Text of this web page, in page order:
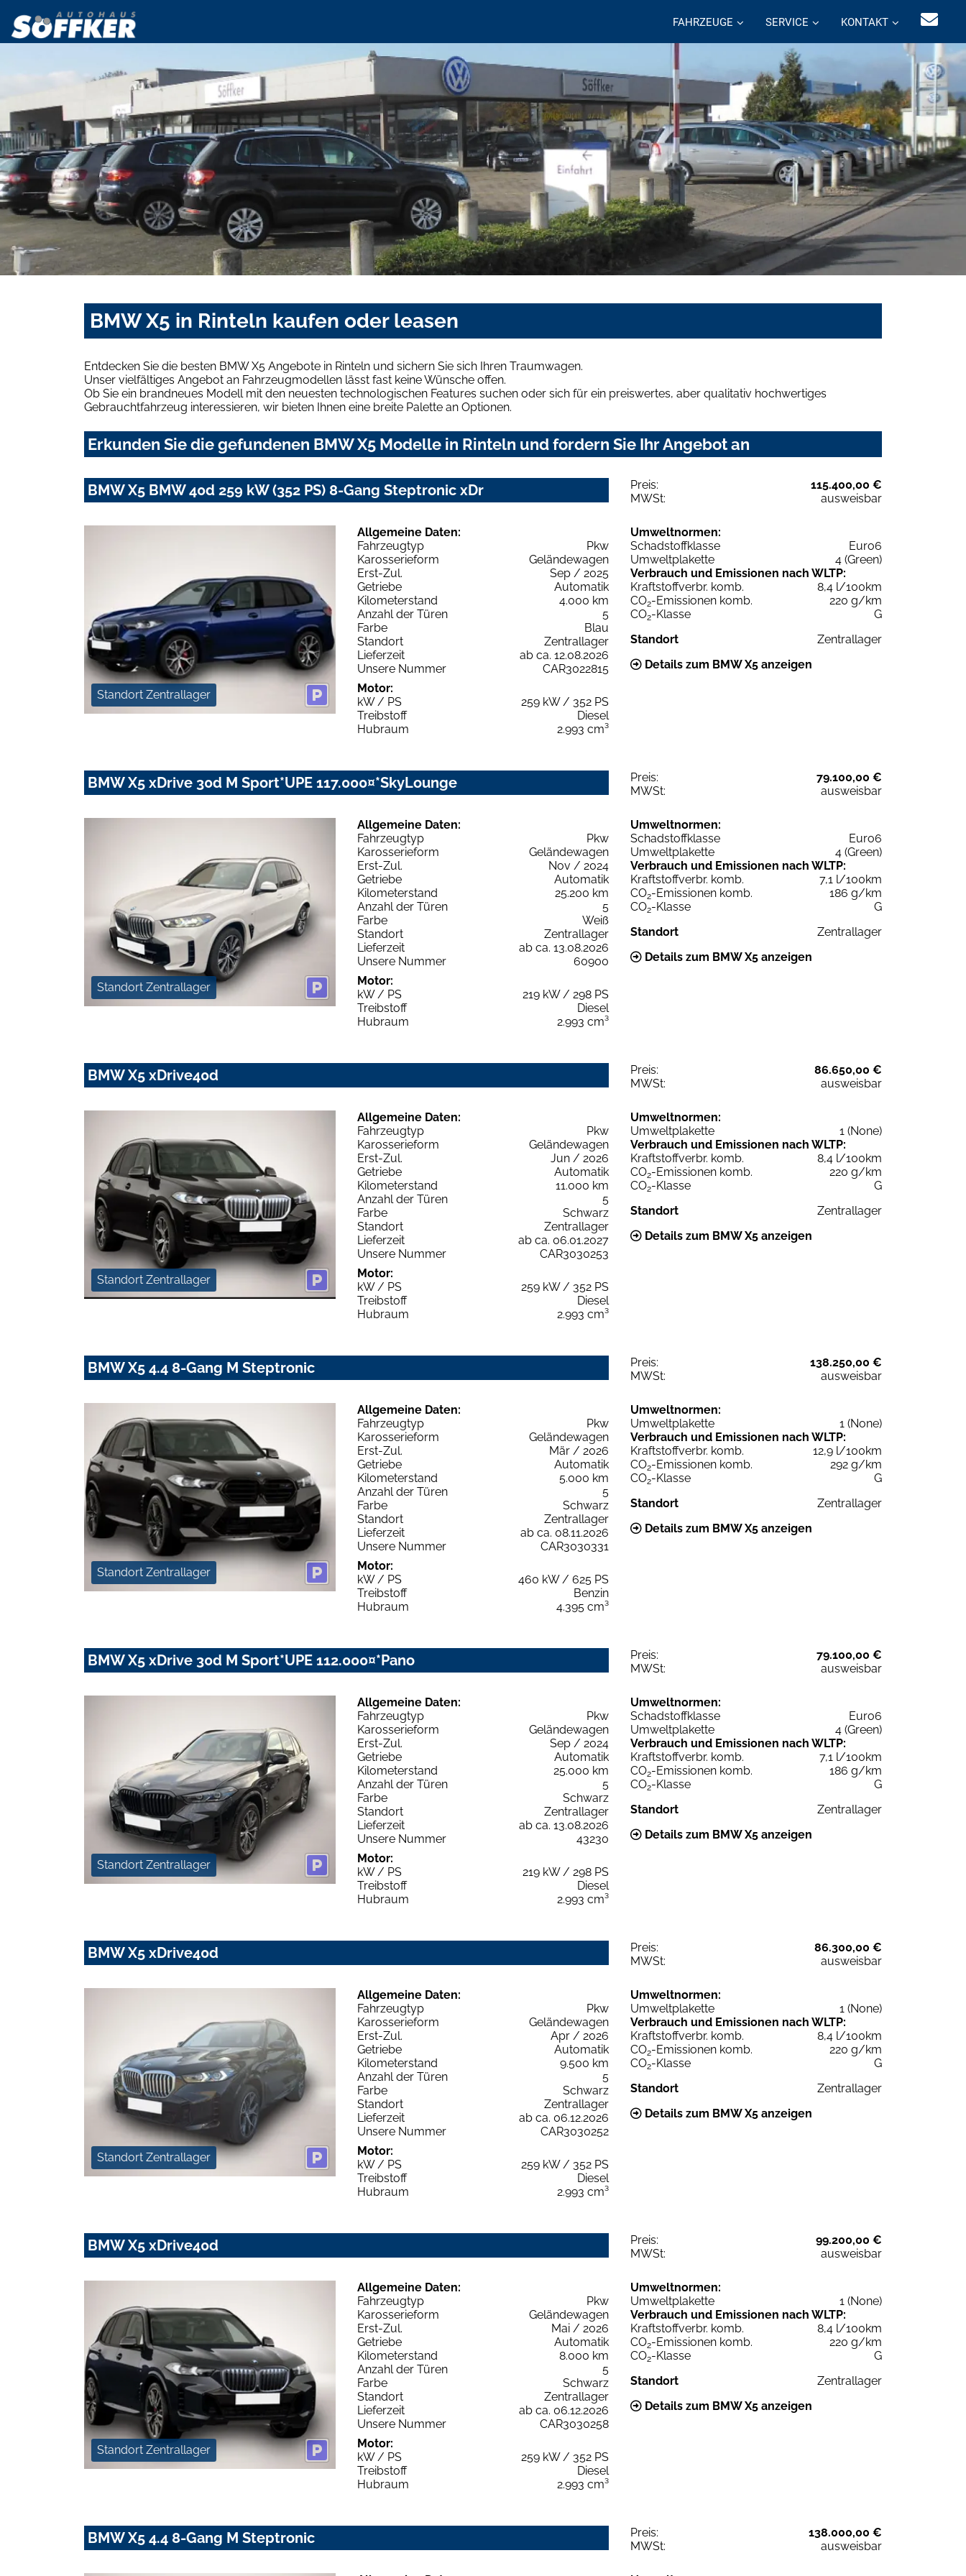
FAHRZEUGE SERVICE KONTAKT
BMW X5 in Rinteln kaufen oder leasen
Entdecken Sie die besten BMW X5 Angebote in Rinteln und sichern Sie sich Ihren Traumwagen.
Unser vielfältiges Angebot an Fahrzeugmodellen lässt fast keine Wünsche offen.
Ob Sie ein brandneues Modell mit den neuesten technologischen Features suchen oder sich für ein preiswertes, aber qualitativ hochwertiges
Gebrauchtfahrzeug interessieren, wir bieten Ihnen eine breite Palette an Optionen.
Erkunden Sie die gefundenen BMW X5 Modelle in Rinteln und fordern Sie Ihr Angebot an
BMW X5 BMW 40d 259 kW (352 PS) 8-Gang Steptronic xDr Preis:
115.400,00 €
MWSt:
ausweisbar
Standort Zentrallager
Allgemeine Daten:
Fahrzeugtyp
Pkw
Karosserieform
Geländewagen
Erst-Zul.
Sep / 2025
Getriebe
Automatik
Kilometerstand
4.000 km
Anzahl der Türen
5
Farbe
Blau
Standort
Zentrallager
Lieferzeit
ab ca. 12.08.2026
Unsere Nummer
CAR3022815
Motor:
kW / PS
259 kW / 352 PS
Treibstoff
Diesel
Hubraum
2.993 cm³
Umweltnormen:
Schadstoffklasse
Euro6
Umweltplakette
4 (Green)
Verbrauch und Emissionen nach WLTP:
Kraftstoffverbr. komb.
8,4 l/100km
CO2-Emissionen komb.
220 g/km
CO2-Klasse
G
Standort
Zentrallager
Details zum BMW X5 anzeigen
BMW X5 xDrive 30d M Sport*UPE 117.000¤*SkyLounge Preis:
79.100,00 €
MWSt:
ausweisbar
Standort Zentrallager
Allgemeine Daten:
Fahrzeugtyp
Pkw
Karosserieform
Geländewagen
Erst-Zul.
Nov / 2024
Getriebe
Automatik
Kilometerstand
25.200 km
Anzahl der Türen
5
Farbe
Weiß
Standort
Zentrallager
Lieferzeit
ab ca. 13.08.2026
Unsere Nummer
60900
Motor:
kW / PS
219 kW / 298 PS
Treibstoff
Diesel
Hubraum
2.993 cm³
Umweltnormen:
Schadstoffklasse
Euro6
Umweltplakette
4 (Green)
Verbrauch und Emissionen nach WLTP:
Kraftstoffverbr. komb.
7,1 l/100km
CO2-Emissionen komb.
186 g/km
CO2-Klasse
G
Standort
Zentrallager
Details zum BMW X5 anzeigen
BMW X5 xDrive40d Preis:
86.650,00 €
MWSt:
ausweisbar
Standort Zentrallager
Allgemeine Daten:
Fahrzeugtyp
Pkw
Karosserieform
Geländewagen
Erst-Zul.
Jun / 2026
Getriebe
Automatik
Kilometerstand
11.000 km
Anzahl der Türen
5
Farbe
Schwarz
Standort
Zentrallager
Lieferzeit
ab ca. 06.01.2027
Unsere Nummer
CAR3030253
Motor:
kW / PS
259 kW / 352 PS
Treibstoff
Diesel
Hubraum
2.993 cm³
Umweltnormen:
Umweltplakette
1 (None)
Verbrauch und Emissionen nach WLTP:
Kraftstoffverbr. komb.
8,4 l/100km
CO2-Emissionen komb.
220 g/km
CO2-Klasse
G
Standort
Zentrallager
Details zum BMW X5 anzeigen
BMW X5 4.4 8-Gang M Steptronic Preis:
138.250,00 €
MWSt:
ausweisbar
Standort Zentrallager
Allgemeine Daten:
Fahrzeugtyp
Pkw
Karosserieform
Geländewagen
Erst-Zul.
Mär / 2026
Getriebe
Automatik
Kilometerstand
5.000 km
Anzahl der Türen
5
Farbe
Schwarz
Standort
Zentrallager
Lieferzeit
ab ca. 08.11.2026
Unsere Nummer
CAR3030331
Motor:
kW / PS
460 kW / 625 PS
Treibstoff
Benzin
Hubraum
4.395 cm³
Umweltnormen:
Umweltplakette
1 (None)
Verbrauch und Emissionen nach WLTP:
Kraftstoffverbr. komb.
12,9 l/100km
CO2-Emissionen komb.
292 g/km
CO2-Klasse
G
Standort
Zentrallager
Details zum BMW X5 anzeigen
BMW X5 xDrive 30d M Sport*UPE 112.000¤*Pano Preis:
79.100,00 €
MWSt:
ausweisbar
Standort Zentrallager
Allgemeine Daten:
Fahrzeugtyp
Pkw
Karosserieform
Geländewagen
Erst-Zul.
Sep / 2024
Getriebe
Automatik
Kilometerstand
25.000 km
Anzahl der Türen
5
Farbe
Schwarz
Standort
Zentrallager
Lieferzeit
ab ca. 13.08.2026
Unsere Nummer
43230
Motor:
kW / PS
219 kW / 298 PS
Treibstoff
Diesel
Hubraum
2.993 cm³
Umweltnormen:
Schadstoffklasse
Euro6
Umweltplakette
4 (Green)
Verbrauch und Emissionen nach WLTP:
Kraftstoffverbr. komb.
7,1 l/100km
CO2-Emissionen komb.
186 g/km
CO2-Klasse
G
Standort
Zentrallager
Details zum BMW X5 anzeigen
BMW X5 xDrive40d Preis:
86.300,00 €
MWSt:
ausweisbar
Standort Zentrallager
Allgemeine Daten:
Fahrzeugtyp
Pkw
Karosserieform
Geländewagen
Erst-Zul.
Apr / 2026
Getriebe
Automatik
Kilometerstand
9.500 km
Anzahl der Türen
5
Farbe
Schwarz
Standort
Zentrallager
Lieferzeit
ab ca. 06.12.2026
Unsere Nummer
CAR3030252
Motor:
kW / PS
259 kW / 352 PS
Treibstoff
Diesel
Hubraum
2.993 cm³
Umweltnormen:
Umweltplakette
1 (None)
Verbrauch und Emissionen nach WLTP:
Kraftstoffverbr. komb.
8,4 l/100km
CO2-Emissionen komb.
220 g/km
CO2-Klasse
G
Standort
Zentrallager
Details zum BMW X5 anzeigen
BMW X5 xDrive40d Preis:
99.200,00 €
MWSt:
ausweisbar
Standort Zentrallager
Allgemeine Daten:
Fahrzeugtyp
Pkw
Karosserieform
Geländewagen
Erst-Zul.
Mai / 2026
Getriebe
Automatik
Kilometerstand
8.000 km
Anzahl der Türen
5
Farbe
Schwarz
Standort
Zentrallager
Lieferzeit
ab ca. 06.12.2026
Unsere Nummer
CAR3030258
Motor:
kW / PS
259 kW / 352 PS
Treibstoff
Diesel
Hubraum
2.993 cm³
Umweltnormen:
Umweltplakette
1 (None)
Verbrauch und Emissionen nach WLTP:
Kraftstoffverbr. komb.
8,4 l/100km
CO2-Emissionen komb.
220 g/km
CO2-Klasse
G
Standort
Zentrallager
Details zum BMW X5 anzeigen
BMW X5 4.4 8-Gang M Steptronic Preis:
138.000,00 €
MWSt:
ausweisbar